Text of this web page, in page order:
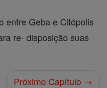
entre Geba e Citópolis
re- disposição suas
Próximo Capítulo →